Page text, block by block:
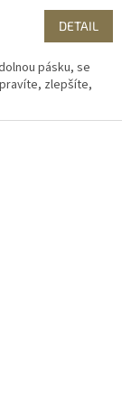
DETAIL
pásku, se
zlepšíte,